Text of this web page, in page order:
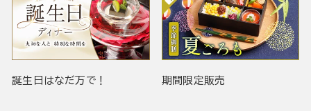
誕生日はなだ万で！ 期間限定販売